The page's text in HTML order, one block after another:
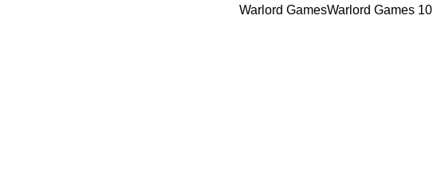
Warlord GamesWarlord Games 10